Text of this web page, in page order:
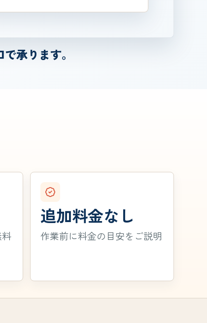
承ります。
追加料金なし
作業前に料金の目安をご説明